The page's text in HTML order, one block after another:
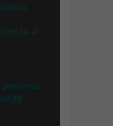
al
percorso